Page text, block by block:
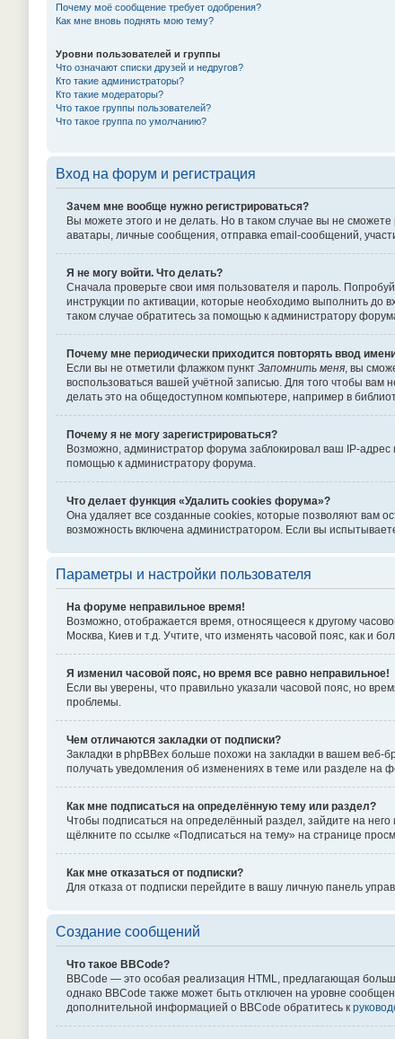
Почему моё сообщение требует одобрения?
Как мне вновь поднять мою тему?
Уровни пользователей и группы
Что означают списки друзей и недругов?
Кто такие администраторы?
Кто такие модераторы?
Что такое группы пользователей?
Что такое группа по умолчанию?
Вход на форум и регистрация
Зачем мне вообще нужно регистрироваться?
Вы можете этого и не делать. Но в таком случае вы не
аватары, личные сообщения, отправка email-сообщений,
Я не могу войти. Что делать?
Сначала проверьте свои имя пользователя и пароль.
инструкции по активации, которые необходимо выполнить
таком случае обратитесь за помощью к администратору
Почему мне периодически приходится повторять ввод
Если вы не отметили флажком пункт Запомнить меня, вы
воспользоваться вашей учётной записью. Для того чтобы
делать это на общедоступном компьютере, например в
Почему я не могу зарегистрироваться?
Возможно, администратор форума заблокировал ваш IP-адрес
помощью к администратору форума.
Что делает функция «Удалить cookies форума»?
Она удаляет все созданные cookies, которые позволяют вам
возможность включена администратором. Если вы
Параметры и настройки пользователя
На форуме неправильное время!
Возможно, отображается время, относящееся к другому
Москва, Киев и т.д. Учтите, что изменять часовой пояс, как и
Я изменил часовой пояс, но время все равно неправильное!
Если вы уверены, что правильно указали часовой пояс, но
проблемы.
Чем отличаются закладки от подписки?
Закладки в phpBBex больше похожи на закладки в вашем
получать уведомления об изменениях в теме или разделе
Как мне подписаться на определённую тему или раздел?
Чтобы подписаться на определённый раздел, зайдите на
щёлкните по ссылке «Подписаться на тему» на странице
Как мне отказаться от подписки?
Для отказа от подписки перейдите в вашу личную панель
Создание сообщений
Что такое BBCode?
BBCode — это особая реализация HTML, предлагающая
однако BBCode также может быть отключен на уровне
дополнительной информацией о BBCode обратитесь к